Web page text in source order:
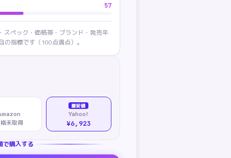
57
ペック・価格帯・ブランド・発売年
指標です（100点満点）。
未取得
最安値
Yahoo!
¥6,923
で購入する